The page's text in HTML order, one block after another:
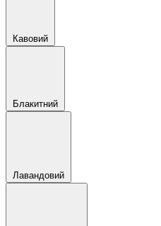
Кавовий
Блакитний
Лавандовий